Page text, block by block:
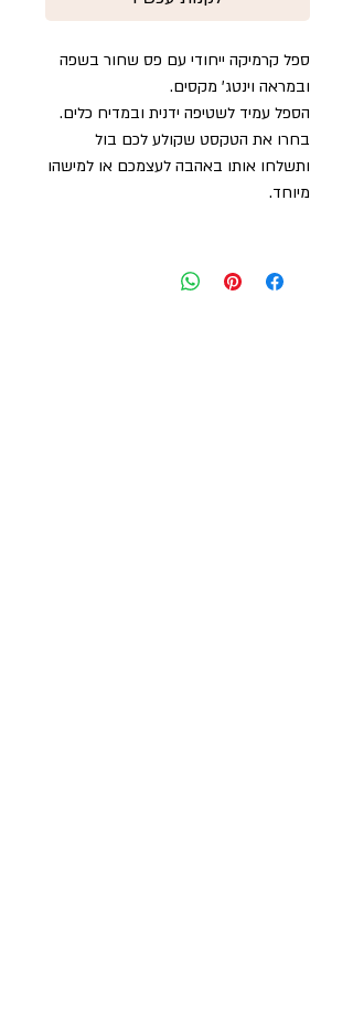
ספל קרמיקה ייחודי עם פס שחור בשפה
ובמראה וינטג' מקסים.
הספל עמיד לשטיפה ידנית ובמדיח כלים.
בחרו את הטקסט שקולע לכם בול
ותשלחו אותו באהבה לעצמכם או למישהו
מיוחד.